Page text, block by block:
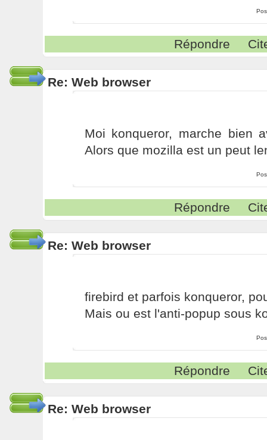
Répondre
Re: Web browser
Moi konqueror, marche bien
Alors que mozilla est un peut
Répondre
Re: Web browser
firebird et parfois konqueror,
Mais ou est l'anti-popup sous
Répondre
Re: Web browser